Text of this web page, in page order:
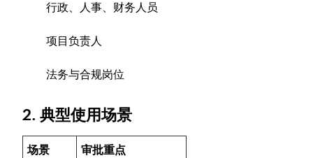
行政、人事、财务人员
项目负责人
法务与合规岗位
2. 典型使用场景
场景 审批重点